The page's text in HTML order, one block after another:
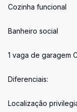
Cozinha funcional
Banheiro social
1 vaga de garagem
Diferenciais:
Localização